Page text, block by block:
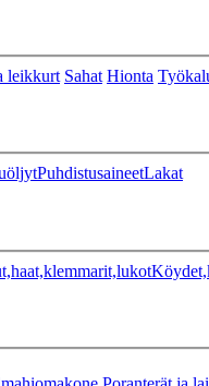
leikkurt Sahat Hionta
PuhdistusaineetLakat